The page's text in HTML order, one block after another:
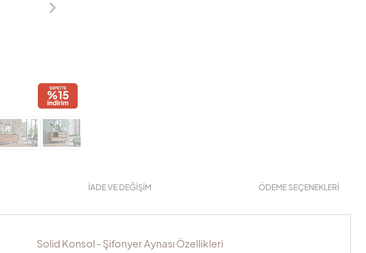
İADE VE DEĞİŞİM ÖDEME SEÇENEKLERİ
Solid Konsol - Şifonyer Aynası Özellikleri